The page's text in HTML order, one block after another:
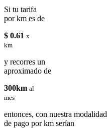
Si tu tarifa
por km es de
$ 0.61 x
km
y recorres un
aproximado de
300km al
mes
entonces, con nuestra modalidad
de pago por km serían